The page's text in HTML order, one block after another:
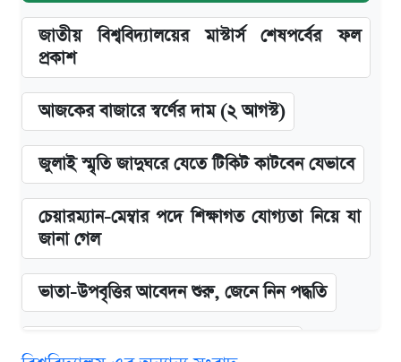
জাতীয় বিশ্ববিদ্যালয়ের মাস্টার্স শেষপর্বের ফল
প্রকাশ
আজকের বাজারে স্বর্ণের দাম (২ আগস্ট)
জুলাই স্মৃতি জাদুঘরে যেতে টিকিট কাটবেন যেভাবে
চেয়ারম্যান-মেম্বার পদে শিক্ষাগত যোগ্যতা নিয়ে যা
জানা গেল
ভাতা-উপবৃত্তির আবেদন শুরু, জেনে নিন পদ্ধতি